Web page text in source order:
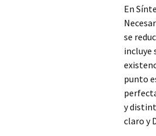
En
se
incluye
punto
y
claro y